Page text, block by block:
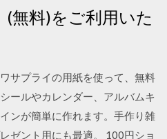
無料)をご利用いた
サプライの用紙を使って、無料
ールやカレンダー、アルバムキ
ンが簡単に作れます。手作り雑
ゼント用にも最適。 100円ショ